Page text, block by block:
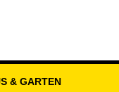
& GARTEN